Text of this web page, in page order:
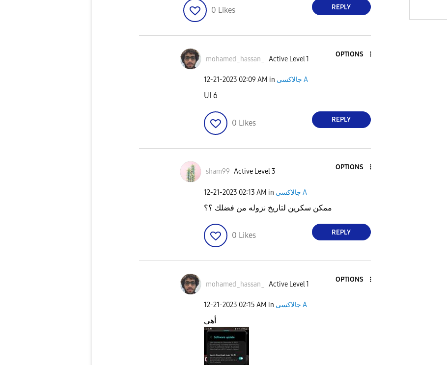
0 Likes REPLY
mohamed_hassan_ Active Level 1
OPTIONS
‎12-21-2023 02:09 AM in جالاكسى A
UI 6
0 Likes REPLY
sham99 Active Level 3
OPTIONS
‎12-21-2023 02:13 AM in جالاكسى A
ممكن سكرين لتاريخ نزوله من فضلك ؟؟
0 Likes REPLY
mohamed_hassan_ Active Level 1
OPTIONS
‎12-21-2023 02:15 AM in جالاكسى A
أهي